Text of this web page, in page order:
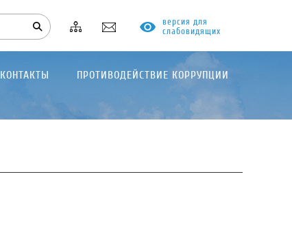
версия для
слабовидящих
КОНТАКТЫ ПРОТИВОДЕЙСТВИЕ КОРРУПЦИИ